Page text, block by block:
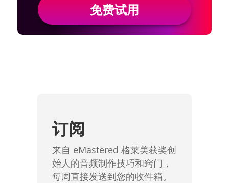
免费试用
订阅
来自 eMastered 格莱美获奖创
始人的音频制作技巧和窍门，
每周直接发送到您的收件箱。